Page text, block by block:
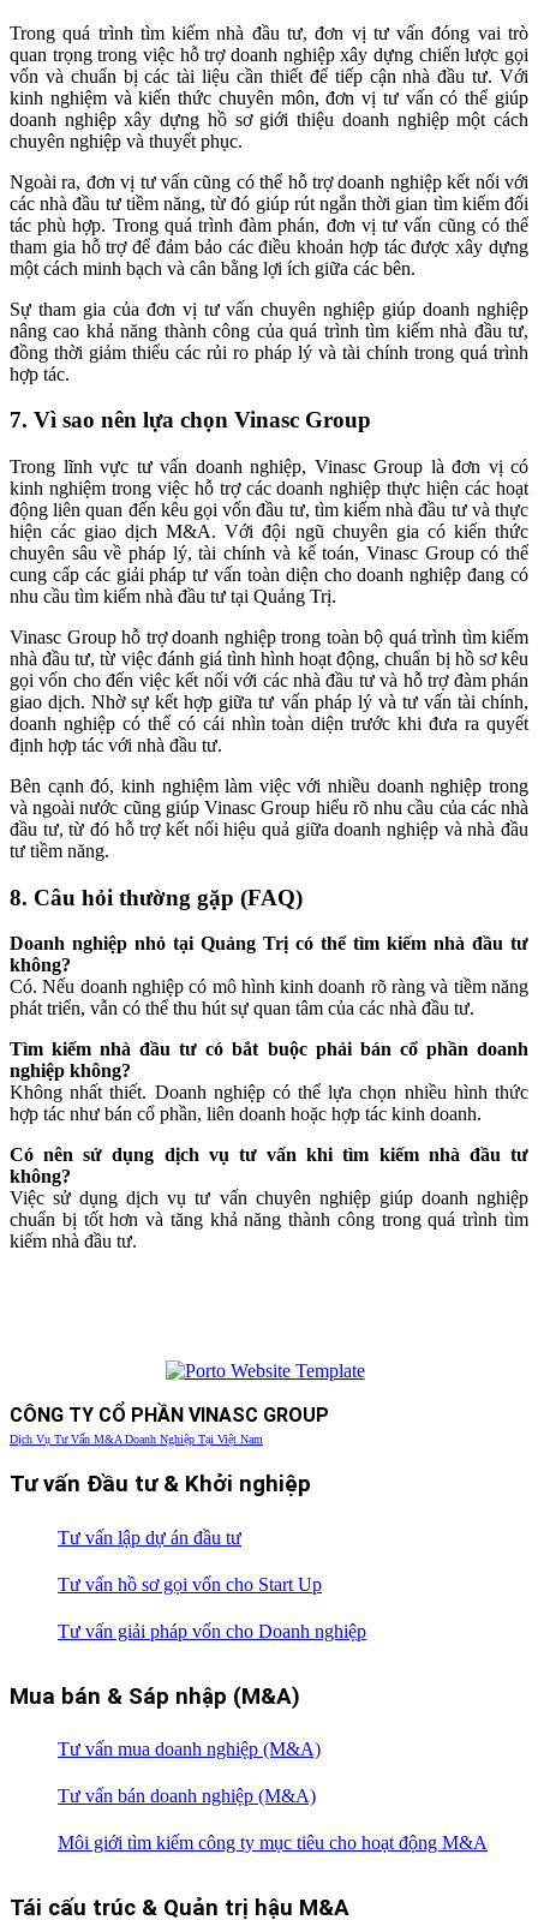
Trong quá trình tìm kiếm nhà đầu tư, đơn vị tư vấn đóng vai trò
quan trọng trong việc hỗ trợ doanh nghiệp xây dựng chiến lược gọi
vốn và chuẩn bị các tài liệu cần thiết để tiếp cận nhà đầu tư. Với
kinh nghiệm và kiến thức chuyên môn, đơn vị tư vấn có thể giúp
doanh nghiệp xây dựng hồ sơ giới thiệu doanh nghiệp một cách
chuyên nghiệp và thuyết phục.
Ngoài ra, đơn vị tư vấn cũng có thể hỗ trợ doanh nghiệp kết nối với
các nhà đầu tư tiềm năng, từ đó giúp rút ngắn thời gian tìm kiếm đối
tác phù hợp. Trong quá trình đàm phán, đơn vị tư vấn cũng có thể
tham gia hỗ trợ để đảm bảo các điều khoản hợp tác được xây dựng
một cách minh bạch và cân bằng lợi ích giữa các bên.
Sự tham gia của đơn vị tư vấn chuyên nghiệp giúp doanh nghiệp
nâng cao khả năng thành công của quá trình tìm kiếm nhà đầu tư,
đồng thời giảm thiểu các rủi ro pháp lý và tài chính trong quá trình
hợp tác.
7. Vì sao nên lựa chọn Vinasc Group
Trong lĩnh vực tư vấn doanh nghiệp, Vinasc Group là đơn vị có
kinh nghiệm trong việc hỗ trợ các doanh nghiệp thực hiện các hoạt
động liên quan đến kêu gọi vốn đầu tư, tìm kiếm nhà đầu tư và thực
hiện các giao dịch M&A. Với đội ngũ chuyên gia có kiến thức
chuyên sâu về pháp lý, tài chính và kế toán, Vinasc Group có thể
cung cấp các giải pháp tư vấn toàn diện cho doanh nghiệp đang có
nhu cầu tìm kiếm nhà đầu tư tại Quảng Trị.
Vinasc Group hỗ trợ doanh nghiệp trong toàn bộ quá trình tìm kiếm
nhà đầu tư, từ việc đánh giá tình hình hoạt động, chuẩn bị hồ sơ kêu
gọi vốn cho đến việc kết nối với các nhà đầu tư và hỗ trợ đàm phán
giao dịch. Nhờ sự kết hợp giữa tư vấn pháp lý và tư vấn tài chính,
doanh nghiệp có thể có cái nhìn toàn diện trước khi đưa ra quyết
định hợp tác với nhà đầu tư.
Bên cạnh đó, kinh nghiệm làm việc với nhiều doanh nghiệp trong
và ngoài nước cũng giúp Vinasc Group hiểu rõ nhu cầu của các nhà
đầu tư, từ đó hỗ trợ kết nối hiệu quả giữa doanh nghiệp và nhà đầu
tư tiềm năng.
8. Câu hỏi thường gặp (FAQ)
Doanh nghiệp nhỏ tại Quảng Trị có thể tìm kiếm nhà đầu tư
không?
Có. Nếu doanh nghiệp có mô hình kinh doanh rõ ràng và tiềm năng
phát triển, vẫn có thể thu hút sự quan tâm của các nhà đầu tư.
Tìm kiếm nhà đầu tư có bắt buộc phải bán cổ phần doanh
nghiệp không?
Không nhất thiết. Doanh nghiệp có thể lựa chọn nhiều hình thức
hợp tác như bán cổ phần, liên doanh hoặc hợp tác kinh doanh.
Có nên sử dụng dịch vụ tư vấn khi tìm kiếm nhà đầu tư
không?
Việc sử dụng dịch vụ tư vấn chuyên nghiệp giúp doanh nghiệp
chuẩn bị tốt hơn và tăng khả năng thành công trong quá trình tìm
kiếm nhà đầu tư.
CÔNG TY CỔ PHẦN VINASC GROUP
Dịch Vụ Tư Vấn M&A Doanh Nghiệp Tại Việt Nam
Tư vấn Đầu tư & Khởi nghiệp
Tư vấn lập dự án đầu tư
Tư vấn hồ sơ gọi vốn cho Start Up
Tư vấn giải pháp vốn cho Doanh nghiệp
Mua bán & Sáp nhập (M&A)
Tư vấn mua doanh nghiệp (M&A)
Tư vấn bán doanh nghiệp (M&A)
Môi giới tìm kiếm công ty mục tiêu cho hoạt động M&A
Tái cấu trúc & Quản trị hậu M&A